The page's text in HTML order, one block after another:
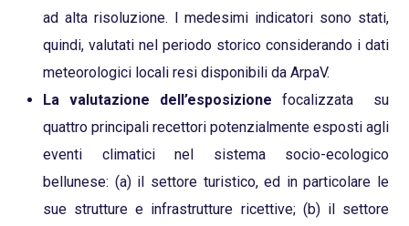
ad alta risoluzione. I medesimi indicatori sono stati,
quindi, valutati nel periodo storico considerando i dati
meteorologici locali resi disponibili da ArpaV.
La valutazione dell’esposizione focalizzata su
quattro principali recettori potenzialmente esposti agli
eventi climatici nel sistema socio-ecologico
bellunese: (a) il settore turistico, ed in particolare le
sue strutture e infrastrutture ricettive; (b) il settore